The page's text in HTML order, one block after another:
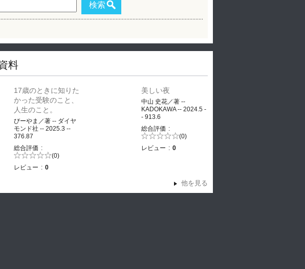
検索
料
17歳のときに知りた
かった受験のこと、
人生のこと。
びーやま／著 -- ダイヤ
モンド社 -- 2025.3 --
376.87
総合評価
5段階評価の (0)
レビュー
0
美しい夜
中山 史花／著 --
KADOKAWA -- 2024.5 -
- 913.6
総合評価
5段階評価の (0)
レビュー
0
他を見る